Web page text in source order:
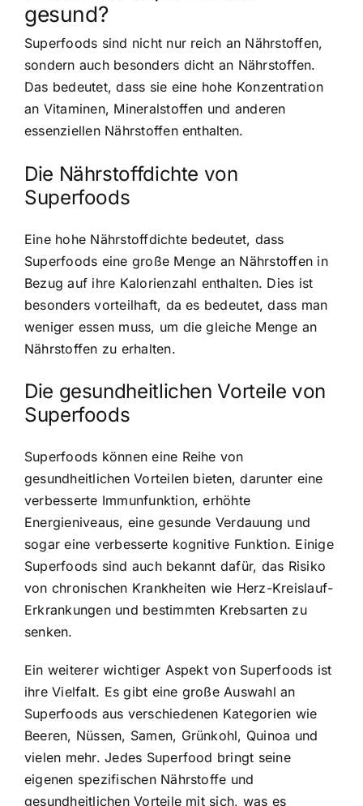
gesund?
Superfoods sind nicht nur reich an Nährstoffen,
sondern auch besonders dicht an Nährstoffen.
Das bedeutet, dass sie eine hohe Konzentration
an Vitaminen, Mineralstoffen und anderen
essenziellen Nährstoffen enthalten.
Die Nährstoffdichte von
Superfoods
Eine hohe Nährstoffdichte bedeutet, dass
Superfoods eine große Menge an Nährstoffen in
Bezug auf ihre Kalorienzahl enthalten. Dies ist
besonders vorteilhaft, da es bedeutet, dass man
weniger essen muss, um die gleiche Menge an
Nährstoffen zu erhalten.
Die gesundheitlichen Vorteile von
Superfoods
Superfoods können eine Reihe von
gesundheitlichen Vorteilen bieten, darunter eine
verbesserte Immunfunktion, erhöhte
Energieniveaus, eine gesunde Verdauung und
sogar eine verbesserte kognitive Funktion. Einige
Superfoods sind auch bekannt dafür, das Risiko
von chronischen Krankheiten wie Herz-Kreislauf-
Erkrankungen und bestimmten Krebsarten zu
senken.
Ein weiterer wichtiger Aspekt von Superfoods ist
ihre Vielfalt. Es gibt eine große Auswahl an
Superfoods aus verschiedenen Kategorien wie
Beeren, Nüssen, Samen, Grünkohl, Quinoa und
vielen mehr. Jedes Superfood bringt seine
eigenen spezifischen Nährstoffe und
gesundheitlichen Vorteile mit sich, was es